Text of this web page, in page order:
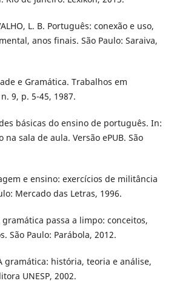
L. B. Português: conexão e uso,
anos finais. São Paulo: Saraiva,
e Gramática. Trabalhos em
9, p. 5-45, 1987.
básicas do ensino de português. In:
na sala de aula. Versão ePUB. São
e ensino: exercícios de militância
Mercado das Letras, 1996.
gramática passa a limpo: conceitos,
São Paulo: Parábola, 2012.
gramática: história, teoria e análise,
UNESP, 2002.